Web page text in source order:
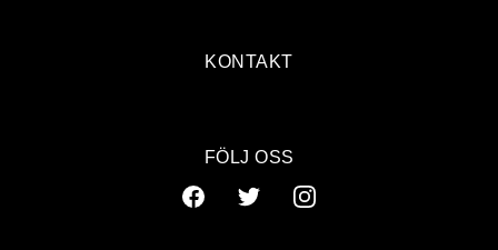
KONTAKT
FÖLJ OSS